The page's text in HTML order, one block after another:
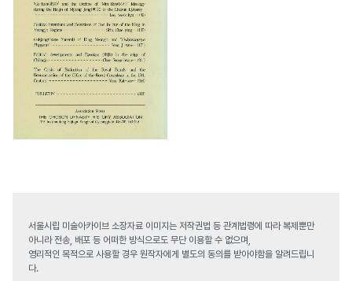
서울시립 미술아카이브 소장자료 이미지는 저작권법 등 관계법령에 따라 복제뿐만
아니라 전송, 배포 등 어떠한 방식으로도 무단 이용할 수 없으며,
영리적인 목적으로 사용할 경우 원작자에게 별도의 동의를 받아야함을 알려드립니
다.